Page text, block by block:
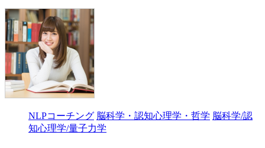
NLPコーチング 脳科学・認知心理学・哲学 脳科学/認
知心理学/量子力学